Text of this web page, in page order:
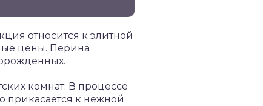
относится к элитной
цены. Перина
комнат. В процессе
прикасается к нежной